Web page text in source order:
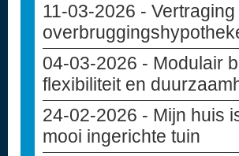
11-03-2026 -
04-03-2026 - Modulair
flexibiliteit en
24-02-2026 - Mijn huis
mooi ingerichte tuin